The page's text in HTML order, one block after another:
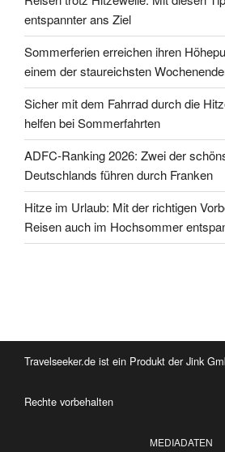
entspannter ans Ziel
Sommerferien erreichen ihren
einem der staureichsten
Sicher mit dem Fahrrad durch die
helfen bei Sommerfahrten
ADFC-Ranking 2026: Zwei der
Deutschlands führen durch Franken
Hitze im Urlaub: Mit der richtigen
Reisen auch im Hochsommer
Travelseeker.de ist ein Produkt der Jink
Rechte vorbehalten
MEDIADATEN